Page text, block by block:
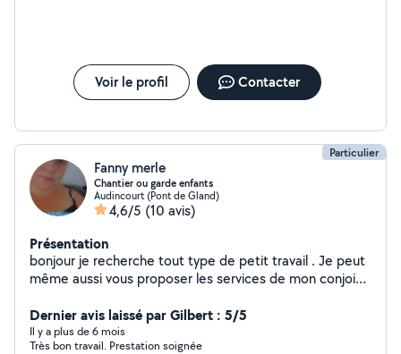
Voir le profil Contacter
Particulier
Fanny merle
Chantier ou garde enfants
Audincourt (Pont de Gland)
4,6/5 (10 avis)
Présentation
bonjour je recherche tout type de petit travail . Je peut
même aussi vous proposer les services de mon conjoint
peinture etc ) n hesiter pas a me contacter pour plus de
renseignement . A bientôt
Dernier avis laissé par Gilbert : 5/5
Il y a plus de 6 mois
Très bon travail. Prestation soignée